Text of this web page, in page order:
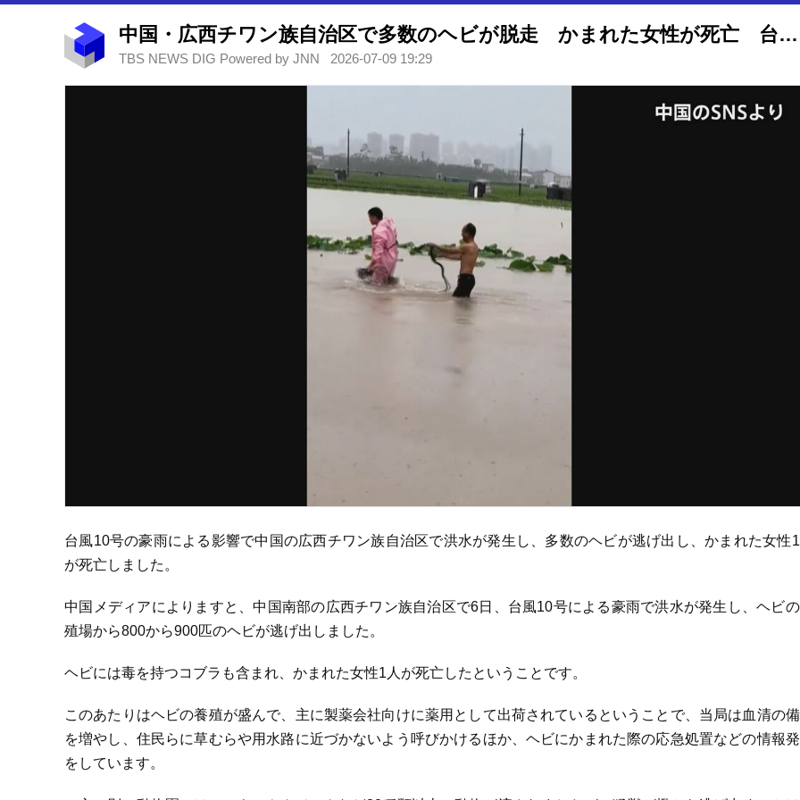
中国・広西チワン族自治区で多数のヘビが脱走 かまれた女性が死亡 台風10号の豪雨で洪水発生
TBS NEWS DIG Powered by JNN 2026-07-09 19:29
台風10号の豪雨による影響で中国の広西チワン族自治区で洪水が発生し、多数のヘビが逃げ出し、かまれた女性1
が死亡しました。
中国メディアによりますと、中国南部の広西チワン族自治区で6日、台風10号による豪雨で洪水が発生し、ヘビ
殖場から800から900匹のヘビが逃げ出しました。
ヘビには毒を持つコブラも含まれ、かまれた女性1人が死亡したということです。
このあたりはヘビの養殖が盛んで、主に製薬会社向けに薬用として出荷されているということで、当局は血清の
を増やし、住民らに草むらや用水路に近づかないよう呼びかけるほか、ヘビにかまれた際の応急処置などの情報
をしています。